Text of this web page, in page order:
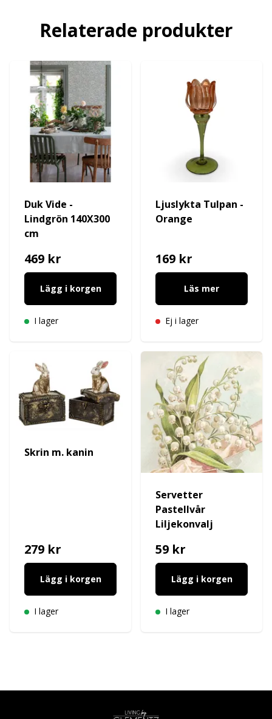
Relaterade produkter
Duk Vide -
Lindgrön 140X300
cm
469 kr
Lägg i korgen
I lager
Ljuslykta Tulpan -
Orange
169 kr
Läs mer
Ej i lager
Skrin m. kanin
279 kr
Lägg i korgen
I lager
Servetter
Pastellvår
Liljekonvalj
59 kr
Lägg i korgen
I lager